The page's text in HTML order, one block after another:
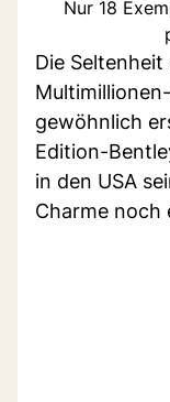
Nur 18
Die
gewöhnlich
Edition-
in den USA
Charme noch